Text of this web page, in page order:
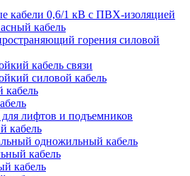
кабели 0,6/1 кВ с ПВХ-изоляцией
кабель
горения силовой
кабель связи
силовой кабель
кабель
лифтов и подъемников
кабель
одножильный кабель
кабель
кабель